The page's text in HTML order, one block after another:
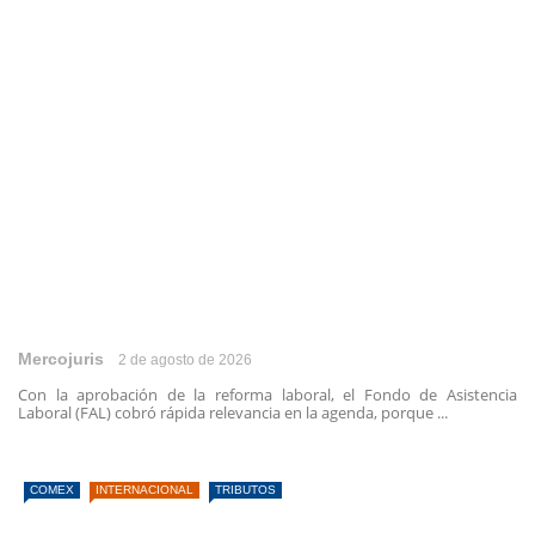
Mercojuris 2 de agosto de 2026
Con la aprobación de la reforma laboral, el Fondo de Asistencia
Laboral (FAL) cobró rápida relevancia en la agenda, porque ...
COMEX INTERNACIONAL TRIBUTOS